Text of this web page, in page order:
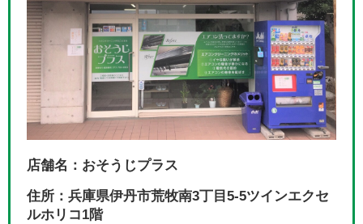
店舗名：おそうじプラス
住所：兵庫県伊丹市荒牧南3丁目5-5ツインエクセ
ルホリコ1階